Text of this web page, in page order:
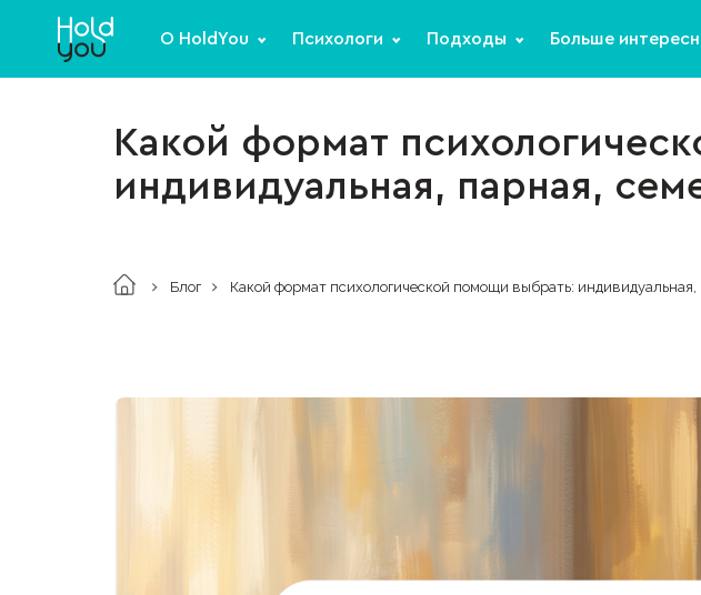
О HoldYou Психологи Подходы Больше
Какой формат
индивидуальная, парная,
Блог Какой формат психологической помощи выбрать: